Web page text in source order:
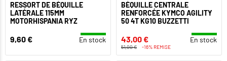
RESSORT DE BÉQUILLE
LATÉRALE 115MM
MOTORHISPANIA RYZ
9,60 € En stock
BÉQUILLE CENTRALE
RENFORCÉE KYMCO AGILITY
50 4T KG10 BUZZETTI
43,00 € En stock
51,00 € -16% REMISE